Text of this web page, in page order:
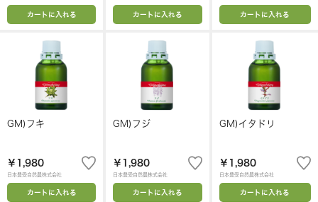
カートに入れる カートに入れる カートに入れる
GM)フキ
￥1,980
日本豊受自然農株式会社
カートに入れる
GM)フジ
￥1,980
日本豊受自然農株式会社
カートに入れる
GM)イタドリ
￥1,980
日本豊受自然農株式会社
カートに入れる